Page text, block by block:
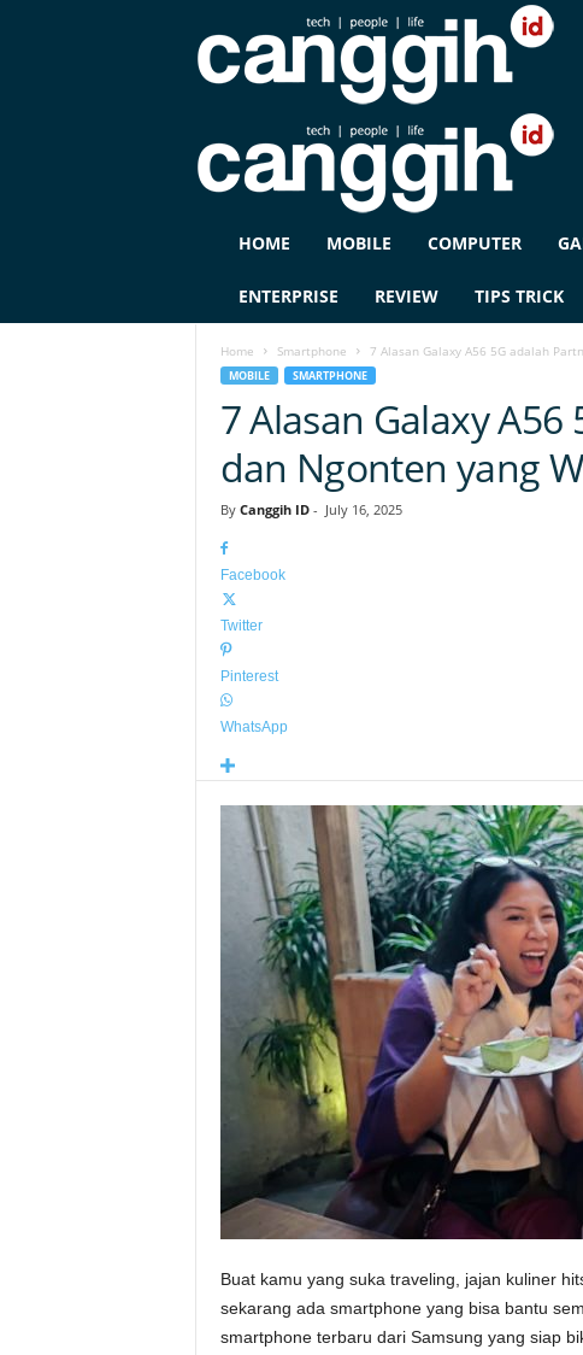
G
HOME MOBILE COMPUTER
ENTERPRISE REVIEW TIPS TRICK
Home Smartphone 7 Alasan Galaxy A56 5G adalah
MOBILE SMARTPHONE
7 Alasan Galaxy
dan Ngonten yang
By Canggih ID- July 16, 2025
Facebook
Twitter
Pinterest
WhatsApp
Buat kamu yang suka traveling, jajan kuliner
sekarang ada smartphone yang bisa bantu
smartphone terbaru dari Samsung yang siap